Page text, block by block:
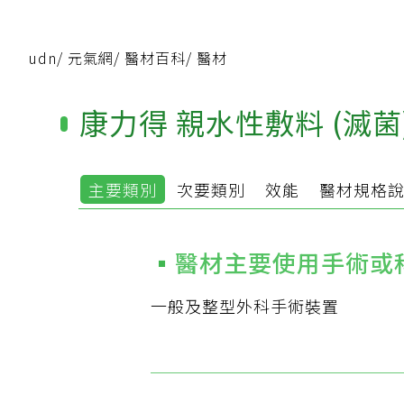
udn/ 元氣網/ 醫材百科/ 醫材
康力得 親水性敷料 (滅
主要類別 次要類別 效能 醫材規格
醫材主要使用手術或
一般及整型外科手術裝置